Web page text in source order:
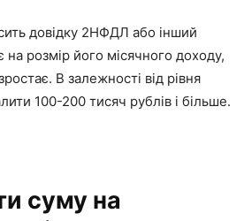
довідку 2НФДЛ або інший
на розмір його місячного доходу,
В залежності від рівня
100-200 тисяч рублів і більше.
суму на